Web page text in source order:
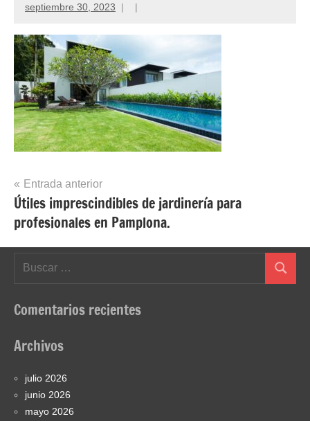
septiembre 30, 2023
Navegación
de
entradas
Entrada anterior
Útiles imprescindibles de jardinería para
profesionales en Pamplona.
Buscar
Comentarios recientes
Archivos
julio 2026
junio 2026
mayo 2026